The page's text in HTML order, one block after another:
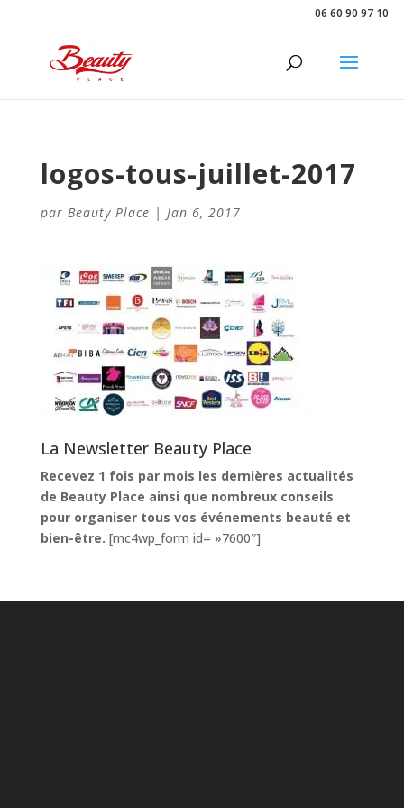
06 60 90 97 10
logos-tous-juillet-2017
par Beauty Place | Jan 6, 2017
La Newsletter Beauty Place
Recevez 1 fois par mois les dernières actualités
de Beauty Place ainsi que nombreux conseils
pour organiser tous vos événements beauté et
bien-être. [mc4wp_form id= »7600″]